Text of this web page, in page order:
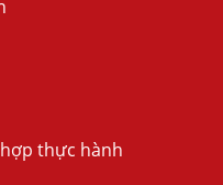
thực hành